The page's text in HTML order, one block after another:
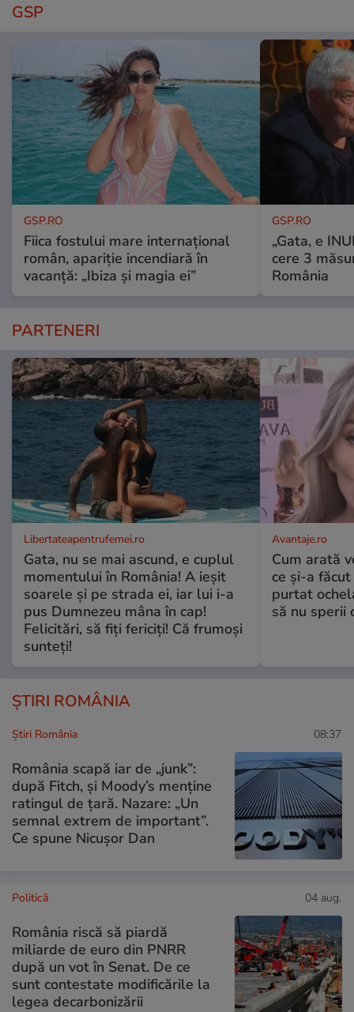
GSP
GSP.RO
Fiica fostului mare internațional
român, apariție incendiară în
vacanță: „Ibiza și magia ei”
GSP.RO
„Gata, e
cere 3
România
PARTENERI
Libertateapentrufemei.ro
Gata, nu se mai ascund, e cuplul
momentului în România! A ieșit
soarele și pe strada ei, iar lui i-a
pus Dumnezeu mâna în cap!
Felicitări, să fiți fericiți! Că frumoși
sunteți!
Avantaje.ro
Cum arată
ce și-a
purtat
să nu sperii
ȘTIRI ROMÂNIA
Știri România 08:37
România scapă iar de „junk”:
după Fitch, și Moody’s menține
ratingul de țară. Nazare: „Un
semnal extrem de important”.
Ce spune Nicușor Dan
Politică 04 aug.
România riscă să piardă
miliarde de euro din PNRR
după un vot în Senat. De ce
sunt contestate modificările la
legea decarbonizării